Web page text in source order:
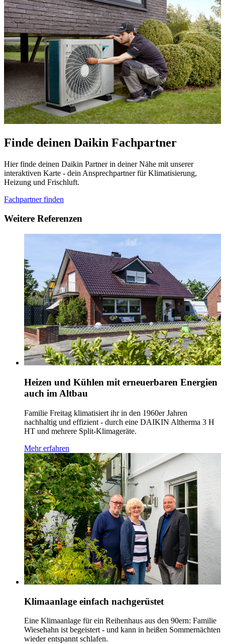
Finde deinen Daikin Fachpartner
Hier finde deinen Daikin Partner in deiner Nähe mit unserer
interaktiven Karte - dein Ansprechpartner für Klimatisierung,
Heizung und Frischluft.
Fachpartner finden
Weitere Referenzen
Heizen und Kühlen mit erneuerbaren Energien
auch im Altbau
Familie Freitag klimatisiert ihr in den 1960er Jahren
nachhaltig und effizient - durch eine DAIKIN Altherma 3 H
HT und mehrere Split-Klimageräte.
Mehr erfahren
Klimaanlage einfach nachgerüstet
Eine Klimaanlage für ein Reihenhaus aus den 90ern: Familie
Wiesehahn ist begeistert - und kann in heißen Sommernächten
wieder entspannt schlafen.